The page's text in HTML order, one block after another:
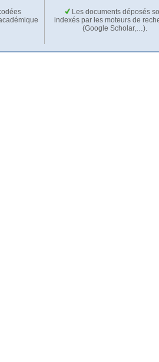
Les documents déposés
indexés par les moteurs de
(Google Scholar,…).